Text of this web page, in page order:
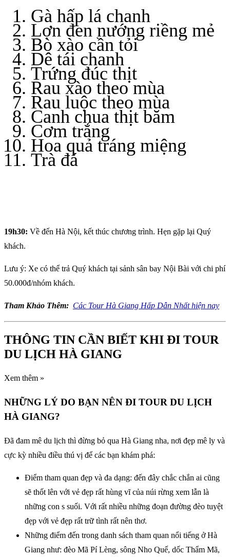
Gà hấp lá chanh
Lợn đen nướng riềng mẻ
Bò xào cần tỏi
Dê tái chanh
Trứng đúc thịt
Rau xào theo mùa
Rau luộc theo mùa
Canh chua thịt băm
Cơm trắng
Hoa quả tráng miệng
Trà đá
19h30: Về đến Hà Nội, kết thúc chương trình. Hẹn gặp lại Quý
khách.
Lưu ý: Xe có thể trả Quý khách tại sảnh sân bay Nội Bài với chi phí
50.000đ/nhóm khách.
Tham Khảo Thêm: Các Tour Hà Giang Hấp Dẫn Nhất hiện nay
THÔNG TIN CẦN BIẾT KHI ĐI TOUR
DU LỊCH HÀ GIANG
Xem thêm »
NHỮNG LÝ DO BẠN NÊN ĐI TOUR DU LỊCH
HÀ GIANG?
Đã đam mê du lịch thì đừng bỏ qua Hà Giang nha, nơi đẹp mê ly và
cực kỳ nhiều điều thú vị để các bạn khám phá:
Điểm tham quan đẹp và đa dạng: đến đây chắc chắn ai cũng
sẽ thốt lên với vẻ đẹp rất hùng vĩ của núi rừng xem lẫn là
những con s suối. Với rất nhiều những đoạn đường đèo tuyệt
đẹp với vẻ đẹp rất trữ tình rất nên thơ.
Những điểm đến trong danh sách tham quan nổi tiếng ở Hà
Giang như: đèo Mã Pí Lèng, sông Nho Quế, dốc Thẩm Mã,